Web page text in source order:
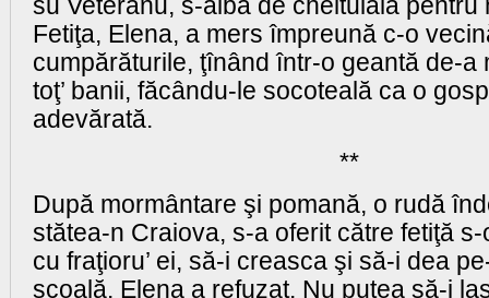
Fetiţa, Elena, a mers împreună c-o
cumpărăturile, ţînând într-o geantă de-a
toţ’ banii, făcându-le socoteală ca o
adevărată.
**
După mormântare şi pomană, o rudă
stătea-n Craiova, s-a oferit către fetiţă
cu fraţioru’ ei, să-i creasca şi să-i dea
şcoală. Elena a refuzat. Nu putea să-i